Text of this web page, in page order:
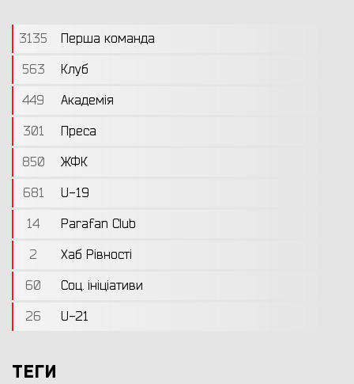
3135
Перша команда
563
Клуб
449
Академія
301
Преса
850
ЖФК
681
U-19
14
Parafan Club
2
Хаб Рівності
60
Соц. ініціативи
26
U-21
ТЕГИ